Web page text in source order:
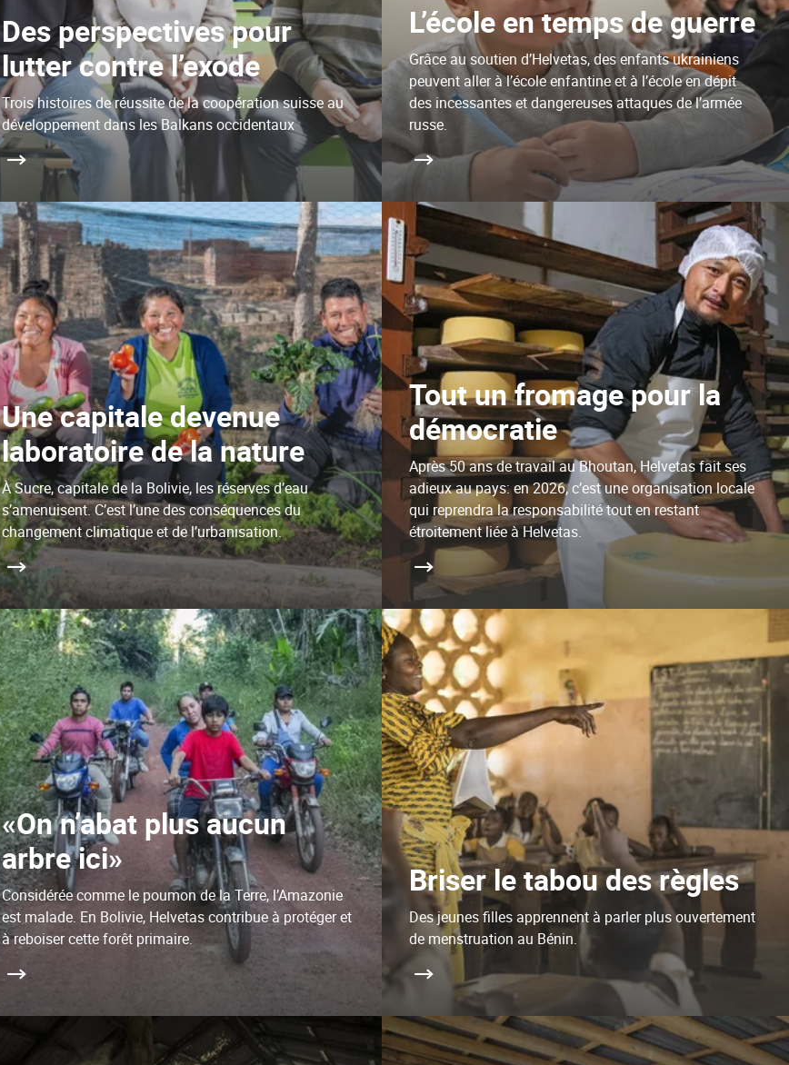
Des perspectives pour
lutter contre l’exode
Trois histoires de réussite de la coopération suisse au
développement dans les Balkans occidentaux
L’école en temps de guerre
Grâce au soutien d’Helvetas, des enfants ukrainiens
peuvent aller à l’école enfantine et à l’école en dépit
des incessantes et dangereuses attaques de l’armée
russe.
Une capitale devenue
laboratoire de la nature
À Sucre, capitale de la Bolivie, les réserves d’eau
s’amenuisent. C’est l’une des conséquences du
changement climatique et de l’urbanisation.
Tout un fromage pour la
démocratie
Après 50 ans de travail au Bhoutan, Helvetas fait ses
adieux au pays: en 2026, c’est une organisation locale
qui reprendra la responsabilité tout en restant
étroitement liée à Helvetas.
«On n’abat plus aucun
arbre ici»
Considérée comme le poumon de la Terre, l’Amazonie
est malade. En Bolivie, Helvetas contribue à protéger et
à reboiser cette forêt primaire.
Briser le tabou des règles
Des jeunes filles apprennent à parler plus ouvertement
de menstruation au Bénin.